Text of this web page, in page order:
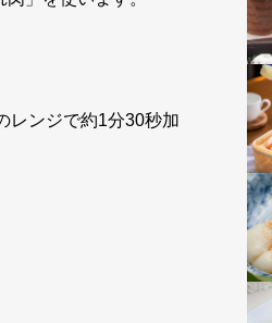
レンジで約1分30秒加